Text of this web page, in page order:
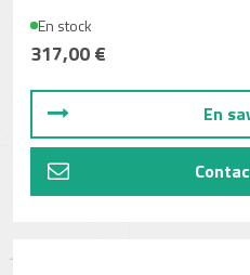
En stock
317,00 €
En